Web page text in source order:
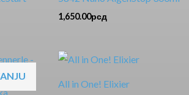
1,650.00рсд
All in One! Elixier